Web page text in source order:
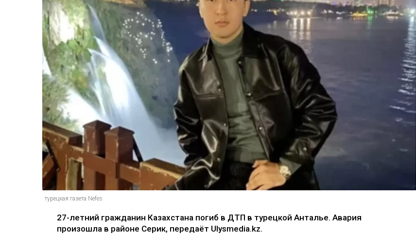
турецкая газета Nefes
27-летний гражданин Казахстана погиб в ДТП в турецкой Анталье. Авария
произошла в районе Серик, передаёт Ulysmedia.kz.